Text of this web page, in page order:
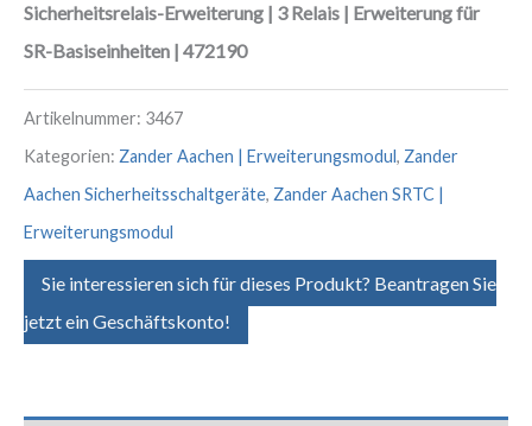
Sicherheitsrelais-Erweiterung | 3 Relais | Erweiterung für
SR-Basiseinheiten | 472190
Artikelnummer: 3467
Kategorien: Zander Aachen | Erweiterungsmodul, Zander
Aachen Sicherheitsschaltgeräte, Zander Aachen SRTC |
Erweiterungsmodul
Sie interessieren sich für dieses Produkt? Beantragen Sie
jetzt ein Geschäftskonto!